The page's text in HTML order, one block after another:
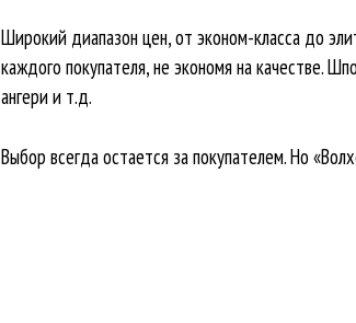
Широкий диапазон цен, от эконом-класса до
каждого покупателя, не экономя на качестве.
ангери и т.д.
Выбор всегда остается за покупателем. Но